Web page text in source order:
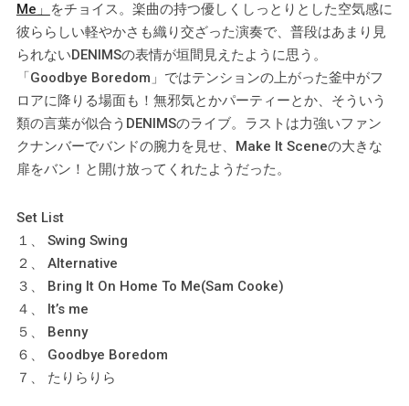
Me」
をチョイス。楽曲の持つ優しくしっとりとした空気感に
彼ららしい軽やかさも織り交ざった演奏で、普段はあまり見
られないDENIMSの表情が垣間見えたように思う。
「Goodbye Boredom」ではテンションの上がった釜中がフ
ロアに降りる場面も！無邪気とかパーティーとか、そういう
類の言葉が似合うDENIMSのライブ。ラストは力強いファン
クナンバーでバンドの腕力を見せ、Make It Sceneの大きな
扉をバン！と開け放ってくれたようだった。
Set List
１、 Swing Swing
２、 Alternative
３、 Bring It On Home To Me(Sam Cooke)
４、 It’s me
５、 Benny
６、 Goodbye Boredom
７、 たりらりら